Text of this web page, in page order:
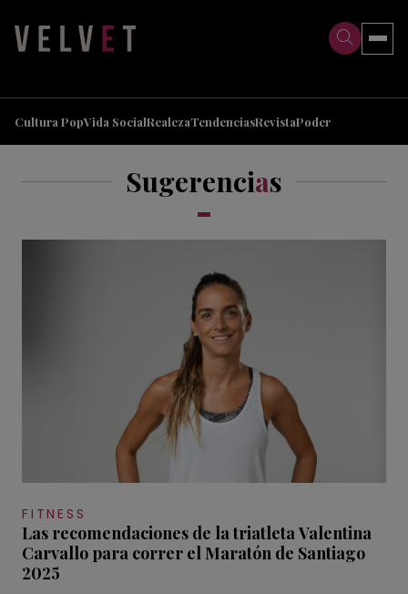
Cultura PopVida SocialRealezaTendenciasRevistaPoder
Sugerencias
FITNESS
Las recomendaciones de la triatleta Valentina
Carvallo para correr el Maratón de Santiago
2025